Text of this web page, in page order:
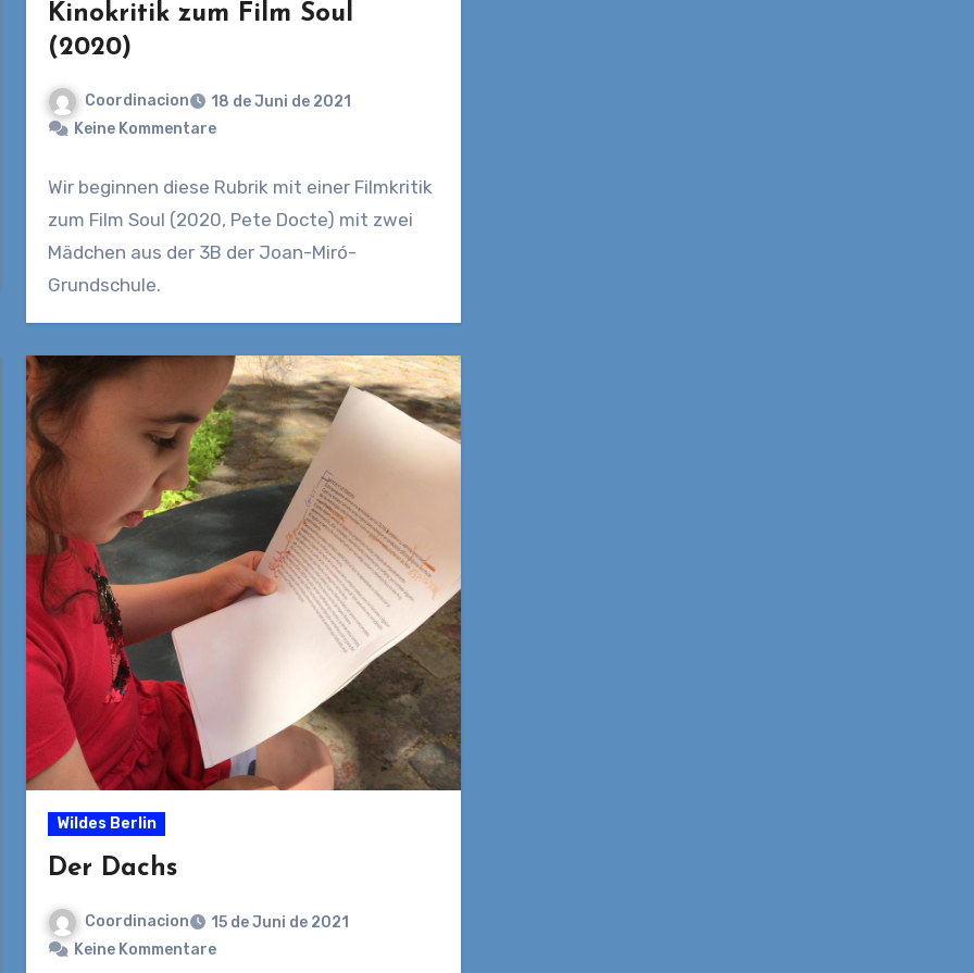
Kinokritik zum Film Soul
(2020)
Coordinacion
18 de Juni de 2021
Keine Kommentare
Wir beginnen diese Rubrik mit einer Filmkritik
zum Film Soul (2020, Pete Docte) mit zwei
Mädchen aus der 3B der Joan-Miró-
Grundschule.
Wildes Berlin
Der Dachs
Coordinacion
15 de Juni de 2021
Keine Kommentare